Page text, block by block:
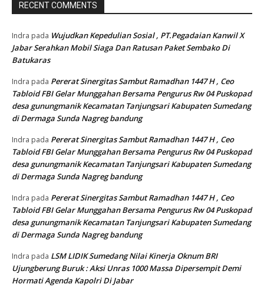
RECENT COMMENTS
Indra pada Wujudkan Kepedulian Sosial , PT.Pegadaian Kanwil X
Jabar Serahkan Mobil Siaga Dan Ratusan Paket Sembako Di
Batukaras
Indra pada Pererat Sinergitas Sambut Ramadhan 1447 H , Ceo
Tabloid FBI Gelar Munggahan Bersama Pengurus Rw 04 Puskopad
desa gunungmanik Kecamatan Tanjungsari Kabupaten Sumedang
di Dermaga Sunda Nagreg bandung
Indra pada Pererat Sinergitas Sambut Ramadhan 1447 H , Ceo
Tabloid FBI Gelar Munggahan Bersama Pengurus Rw 04 Puskopad
desa gunungmanik Kecamatan Tanjungsari Kabupaten Sumedang
di Dermaga Sunda Nagreg bandung
Indra pada Pererat Sinergitas Sambut Ramadhan 1447 H , Ceo
Tabloid FBI Gelar Munggahan Bersama Pengurus Rw 04 Puskopad
desa gunungmanik Kecamatan Tanjungsari Kabupaten Sumedang
di Dermaga Sunda Nagreg bandung
Indra pada LSM LIDIK Sumedang Nilai Kinerja Oknum BRI
Ujungberung Buruk : Aksi Unras 1000 Massa Dipersempit Demi
Hormati Agenda Kapolri Di Jabar